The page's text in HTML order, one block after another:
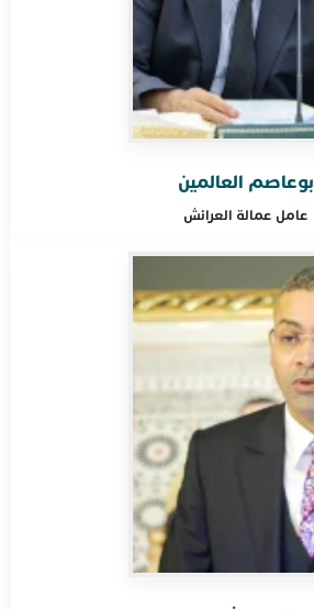
بوعاصم العالمين
عامل عمالة العرائش